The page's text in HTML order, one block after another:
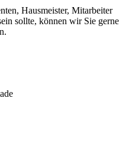
Hausmeister, Mitarbeiter
sollte, können wir Sie gerne